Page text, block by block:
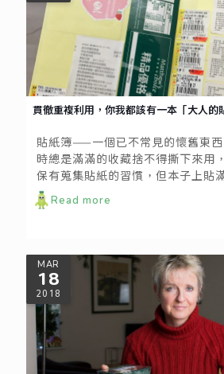
貫徹重複利用，你我都該有一本「大人的
貼紙簿——一個已不常見的懷舊東
時總是滿滿的收藏捨不得撕下來用
保有蒐集貼紙的習慣，但本子上貼
一文不值的標籤，為什麼會有這樣
Read more
MAR
18
2018